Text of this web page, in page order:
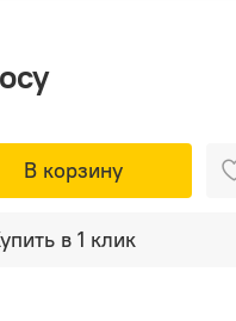
В корзину
в 1 клик